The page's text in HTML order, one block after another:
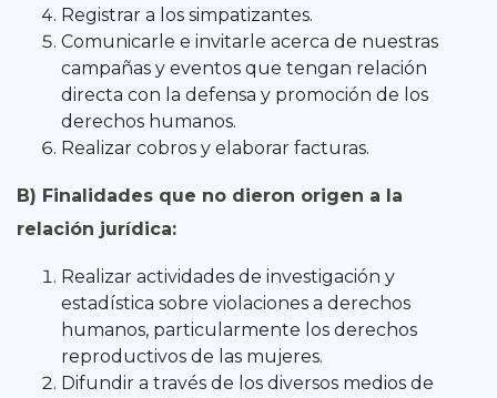
Registrar a los simpatizantes.
Comunicarle e invitarle acerca de nuestras
campañas y eventos que tengan relación
directa con la defensa y promoción de los
derechos humanos.
Realizar cobros y elaborar facturas.
B) Finalidades que no dieron origen a la
relación jurídica:
Realizar actividades de investigación y
estadística sobre violaciones a derechos
humanos, particularmente los derechos
reproductivos de las mujeres.
Difundir a través de los diversos medios de